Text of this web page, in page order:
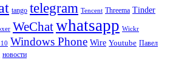
tango telegram Tencent Threema Tinder
WeChatwhatsapp Wickr
Windows Phone Wire Youtube Павел
новости